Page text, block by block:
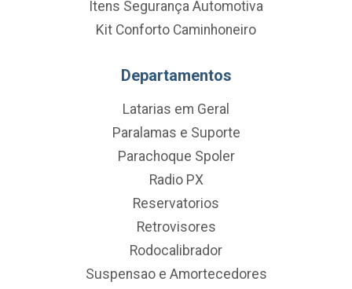
Itens Segurança Automotiva
Kit Conforto Caminhoneiro
Departamentos
Latarias em Geral
Paralamas e Suporte
Parachoque Spoler
Radio PX
Reservatorios
Retrovisores
Rodocalibrador
Suspensao e Amortecedores